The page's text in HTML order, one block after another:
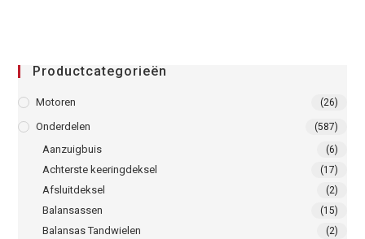
Productcategorieën
Motoren (26)
Onderdelen (587)
Aanzuigbuis (6)
Achterste keeringdeksel (17)
Afsluitdeksel (2)
Balansassen (15)
Balansas Tandwielen (2)